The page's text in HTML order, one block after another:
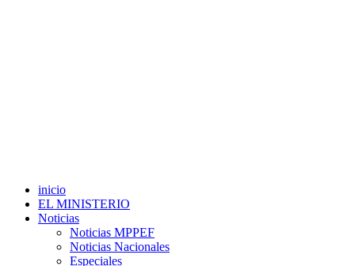
inicio
EL MINISTERIO
Noticias
Noticias MPPEF
Noticias Nacionales
Especiales